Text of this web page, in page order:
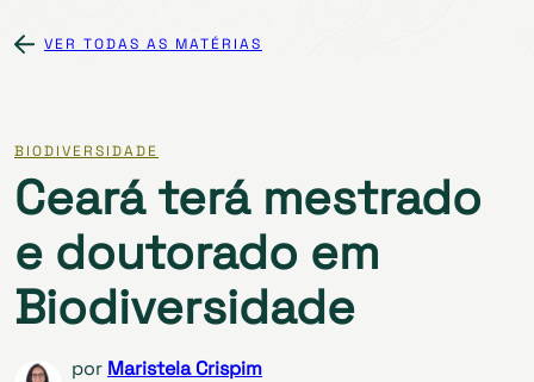
VER TODAS AS MATÉRIAS
BIODIVERSIDADE
Ceará terá mestrado
e doutorado em
Biodiversidade
por Maristela Crispim